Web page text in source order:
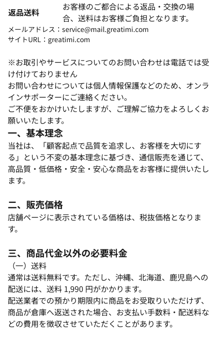
返品送料
お客様のご都合による返品・交換の場
合、送料はお客様ご負担となります。
メールアドレス：service@mail.greatimi.com
サイトURL：greatimi.com
※お取引やサービスについてのお問い合わせは電話では受
け付けておりません
お問い合わせについては個人情報保護などのため、オンラ
インサポーターにご連絡ください。
ご不便をおかけいたしますが、ご理解ご協力をよろしくお
願いいたします。
一、基本理念​
当社は、「顧客起点で品質を追求し、お客様を大切にす
る」という不変の基本理念に基づき、通信販売を通じて、
高品質・低価格・安全・安心な商品をお客様に提供いたし
ます。​
二、販売価格​
店舗ページに表示されている価格は、税抜価格となりま
す。​
三、商品代金以外の必要料金
（一）送料​
通常は送料無料です。ただし、沖縄、北海道、鹿児島への
配送には、送料 1,990 円がかかります。​
配送業者での預かり期限内に商品をお受取りいただけず、
商品が倉庫へ返送された場合、お支払い手数料・配送料な
どの費用を徴収させていただくことがあります。​